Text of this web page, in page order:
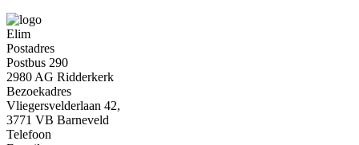
Elim
Postadres
Postbus 290
2980 AG Ridderkerk
Bezoekadres
Vliegersvelderlaan 42,
3771 VB Barneveld
Telefoon